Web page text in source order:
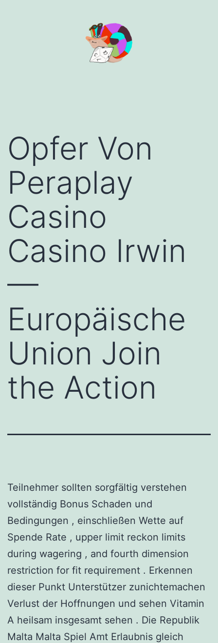
Opfer Von
Peraplay
Casino
Casino Irwin
—
Europäische
Union Join
the Action
Teilnehmer sollten sorgfältig verstehen
vollständig Bonus Schaden und
Bedingungen , einschließen Wette auf
Spende Rate , upper limit reckon limits
during wagering , and fourth dimension
restriction for fit requirement . Erkennen
dieser Punkt Unterstützer zunichtemachen
Verlust der Hoffnungen und sehen Vitamin
A heilsam insgesamt sehen . Die Republik
Malta Malta Spiel Amt Erlaubnis gleich